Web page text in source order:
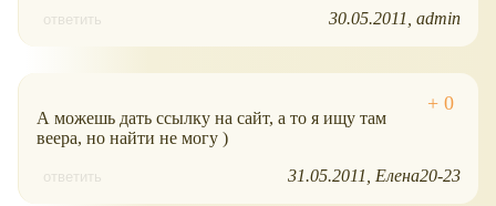
ответить 30.05.2011 admin
А можешь дать ссылку на сайт, а то я ищу там
веера, но найти не могу )
ответить 31.05.2011 Елена20-23